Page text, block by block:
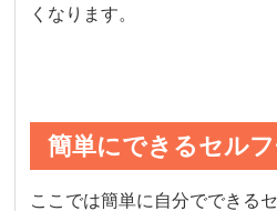
くなります。
簡単にできるセル
ここでは簡単に自分でできる